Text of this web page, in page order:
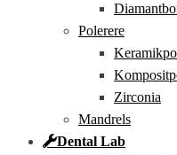
Polerere
Zirconia
Mandrels
Dental Lab